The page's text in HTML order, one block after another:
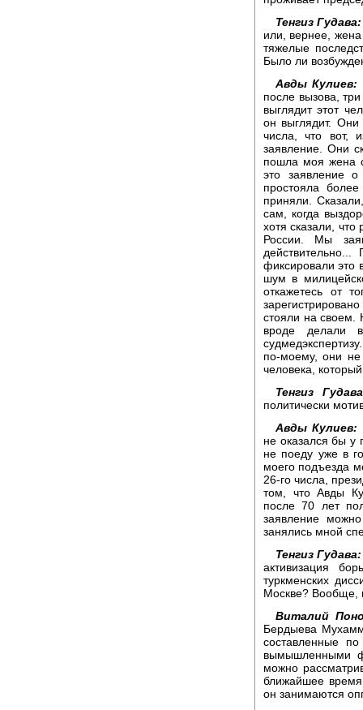
Тенгиз Гудава:
или, вернее,
тяжелые
Было ли
Авды Кулиев:
после вызова,
выглядит этот
он выглядит.
числа, что вот,
заявление. Они
пошла моя жена
это заявление
простояла
приняли.
сам, когда
хотя сказали,
России. Мы
фиксировали это
шум в
откажетесь от
стояли на своем.
вроде делали
по-моему, они не
человека,
Тенгиз
политически
Авды Кулиев:
не оказался бы у
не поеду уже в
моего подъезда
26-го числа,
том, что Авды
после 70 лет
заявление
занялись мной
Тенгиз Гудава:
активизация
туркменских
Москве? Вообще,
Виталий
Бердыева
составленные
вымышленными
можно
ближайшее время
он занимаются